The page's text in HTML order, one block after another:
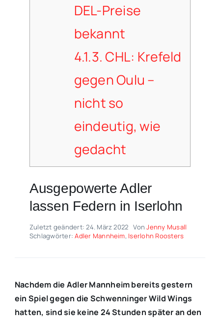
DEL-Preise
bekannt
4.1.3.CHL: Krefeld
gegen Oulu –
nicht so
eindeutig, wie
gedacht
Ausgepowerte Adler
lassen Federn in Iserlohn
Zuletzt geändert: 24. März 2022 VonJenny Musall
Schlagwörter:Adler Mannheim, Iserlohn Roosters
Nachdem die Adler Mannheim bereits gestern
ein Spiel gegen die Schwenninger Wild Wings
hatten, sind sie keine 24 Stunden später an den